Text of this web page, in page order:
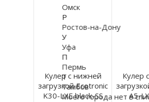
Кулер с нижней
загрузкой Ecotronic
K30-LXE black-SS
Кулер
A5-
Омск
Р
Ростов-на-Дону
У
Уфа
П
Пермь
Т
Тамбов
Моего города нет в